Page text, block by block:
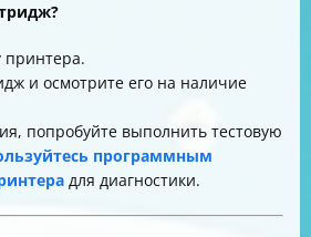
и осмотрите его на наличие
попробуйте выполнить тестовую
программным
для диагностики.